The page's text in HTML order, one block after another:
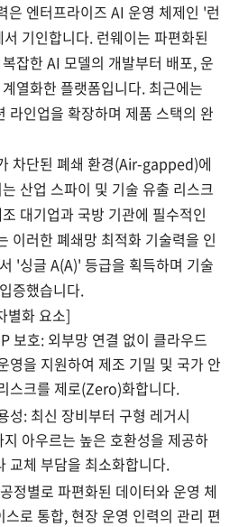
은 엔터프라이즈 AI 운영 체제인 '런
기인합니다. 런웨이는 파편화된
잡한 AI 모델의 개발부터 배포, 운
열화한 플랫폼입니다. 최근에는
라인업을 확장하며 제품 스택의 완
차단된 폐쇄 환경(Air-gapped)에
산업 스파이 및 기술 유출 리스크
대기업과 국방 기관에 필수적인
이러한 폐쇄망 최적화 기술력을 인
'싱글 A(A)' 등급을 획득하며 기술
증했습니다.
별화 요소]
보호: 외부망 연결 없이 클라우드
영을 지원하여 제조 기밀 및 국가 안
스크를 제로(Zero)화합니다.
성: 최신 장비부터 구형 레거시
아우르는 높은 호환성을 제공하
교체 부담을 최소화합니다.
정별로 파편화된 데이터와 운영 체
로 통합, 현장 운영 인력의 관리 편